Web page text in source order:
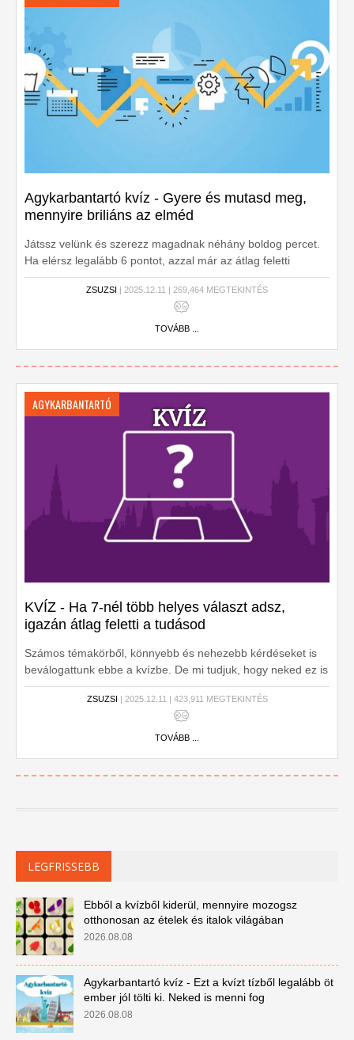
Agykarbantartó kvíz - Gyere és mutasd meg,
mennyire briliáns az elméd
Játssz velünk és szerezz magadnak néhány boldog percet.
Ha elérsz legalább 6 pontot, azzal már az átlag feletti
tudásról teszel tanúbizonyságot!
ZSUZSI | 2025.12.11 | 269,464 MEGTEKINTÉS
TOVÁBB ...
AGYKARBANTARTÓ
KVÍZ - Ha 7-nél több helyes választ adsz,
igazán átlag feletti a tudásod
Számos témakörből, könnyebb és nehezebb kérdéseket is
beválogattunk ebbe a kvízbe. De mi tudjuk, hogy neked ez is
menni fog. Mutasd meg!
ZSUZSI | 2025.12.11 | 423,911 MEGTEKINTÉS
TOVÁBB ...
LEGFRISSEBB
Ebből a kvízből kiderül, mennyire mozogsz
otthonosan az ételek és italok világában
2026.08.08
Agykarbantartó kvíz - Ezt a kvízt tízből legalább öt
ember jól tölti ki. Neked is menni fog
2026.08.08